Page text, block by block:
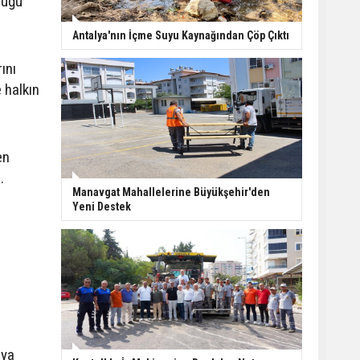
Finike açıklarında 50
yapay resif denizle
buluştu
Kepez tarihine sahip
çıkıyor: Tarihi kuyular
temizlendi
Manavgat’ta ani
beraberinde getirdi: 3
Antalya'nın İçme Suyu Kaynağından Çöp Çıktı
Manavgat Mahallelerine Büyükşehir'den
Yeni Destek